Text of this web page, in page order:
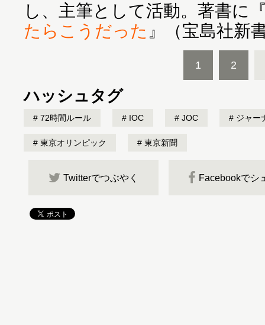
し、主筆として活動。著書に
たらこうだった 』（宝島社新
1 2
ハッシュタグ
72時間ルール IOC JOC ジャー
東京オリンピック 東京新聞
Twitterでつぶやく Facebookでシ